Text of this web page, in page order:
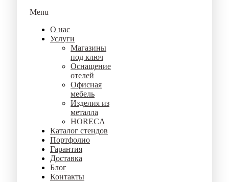
Menu
О нас
Услуги
Магазины
под ключ
Оснащение
отелей
Офисная
мебель
Изделия из
металла
HORECA
Каталог стендов
Портфолио
Гарантия
Доставка
Блог
Контакты